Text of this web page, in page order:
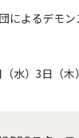
によるデモ
水）3日（木